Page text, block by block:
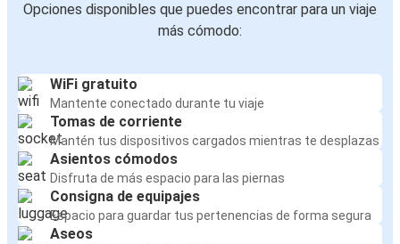
Opciones disponibles que puedes encontrar para un viaje
más cómodo:
WiFi gratuito
Mantente conectado durante tu viaje
Tomas de corriente
Mantén tus dispositivos cargados mientras te desplazas
Asientos cómodos
Disfruta de más espacio para las piernas
Consigna de equipajes
Espacio para guardar tus pertenencias de forma segura
Aseos